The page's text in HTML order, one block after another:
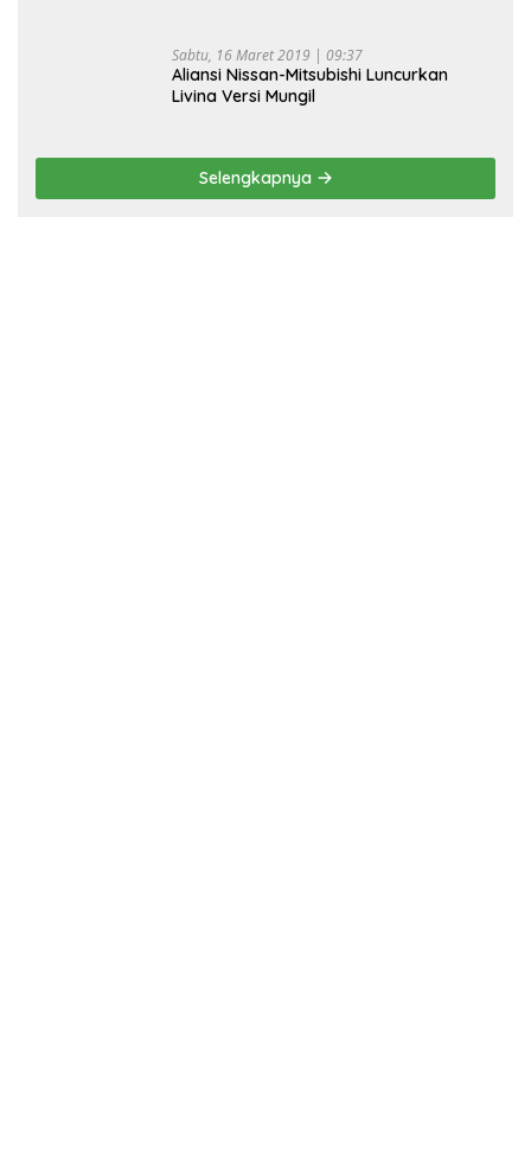
Sabtu, 16 Maret 2019 | 09:37
Aliansi Nissan-Mitsubishi Luncurkan
Livina Versi Mungil
Selengkapnya